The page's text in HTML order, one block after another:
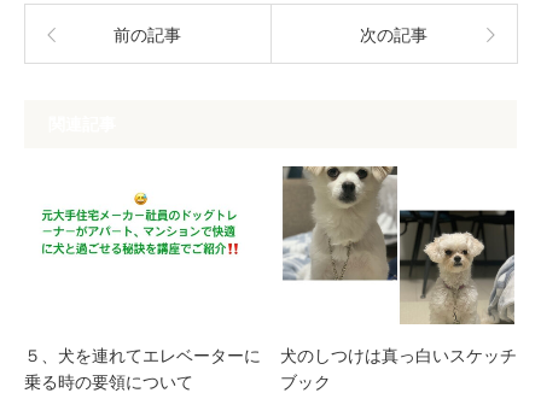
前の記事 次の記事
５、犬を連れてエレベーターに
乗る時の要領について
犬のしつけは真っ白いスケッチ
ブック